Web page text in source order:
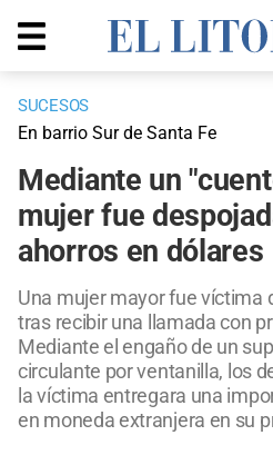
SUCESOS
En barrio Sur de Santa Fe
Mediante un
mujer fue
ahorros en dólares
Una mujer mayor fue víctima
tras recibir una llamada con
Mediante el engaño de un
circulante por ventanilla, los
la víctima entregara una
en moneda extranjera en su